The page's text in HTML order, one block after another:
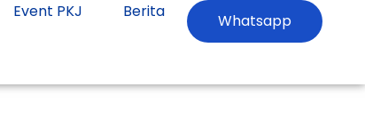
Event PKJ Berita Whatsapp